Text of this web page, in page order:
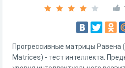
Прогрессивные матрицы Равена
Matrices) - тест интеллекта.